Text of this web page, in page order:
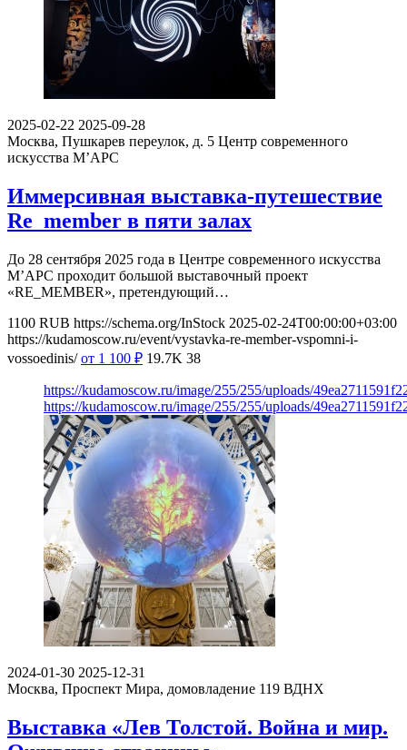
2025-02-22 2025-09-28
Москва, Пушкарев переулок, д. 5 Центр современного
искусства М’АРС
Иммерсивная выставка-путешествие
Re_member в пяти залах
До 28 сентября 2025 года в Центре современного искусства
М’АРС проходит большой выставочный проект
«RE_MEMBER», претендующий…
1100 RUB https://schema.org/InStock 2025-02-24T00:00:00+03:00
https://kudamoscow.ru/event/vystavka-re-member-vspomni-i-
vossoedinis/ от 1 100 ₽ 19.7K 38
https://kudamoscow.ru/image/255/255/uploads/
https://kudamoscow.ru/image/255/255/uploads/
2024-01-30 2025-12-31
Москва, Проспект Мира, домовладение 119 ВДНХ
Выставка «Лев Толстой. Война и мир.